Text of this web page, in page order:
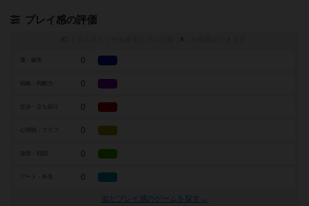
プレイ感の評価
※
0
戦略・判断力 0
0
0
0
アート・外見 0
似たプレイ感のゲームを探す→